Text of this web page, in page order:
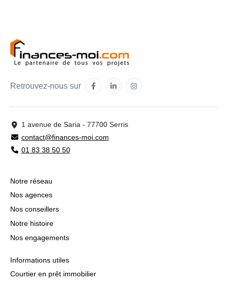
Retrouvez-nous sur
1 avenue de Saria - 77700 Serris
contact@finances-moi.com
01 83 38 50 50
Notre réseau
Nos agences
Nos conseillers
Notre histoire
Nos engagements
Informations utiles
Courtier en prêt immobilier